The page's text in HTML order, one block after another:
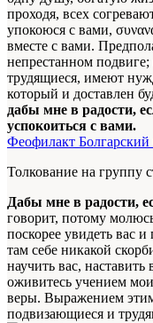
проходя, всех
упокоюся с вами,
вместе с вами.
непрестанном
трудящиеся, имеют
который и доставлен
дабы мне в радости,
успокоиться с вами.
Феофилакт
Толкование на группу
Дабы мне в радости,
говорит, потому
поскорее увидеть вас
там себе никакой
научить вас, наставить
оживитесь учением
веры. Выражением
подвизающиеся и